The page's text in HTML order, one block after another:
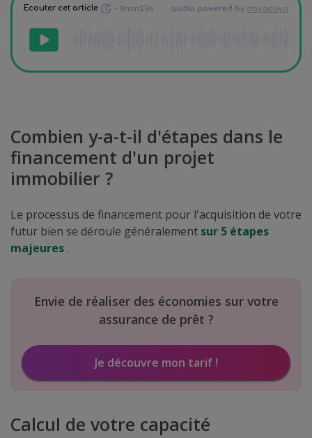
Combien y-a-t-il d'étapes dans le
financement d'un projet
immobilier ?
Le processus de financement pour l'acquisition de votre
futur bien se déroule généralement sur 5 étapes
majeures .
Envie de réaliser des économies sur votre
assurance de prêt ?
Je découvre mon tarif !
Calcul de votre capacité